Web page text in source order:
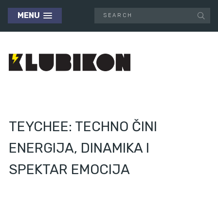
MENU
TEYCHEE: TECHNO ČINI
ENERGIJA, DINAMIKA I
SPEKTAR EMOCIJA